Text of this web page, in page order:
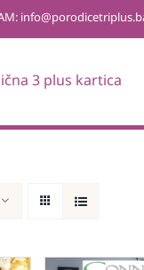
3 plus kartica